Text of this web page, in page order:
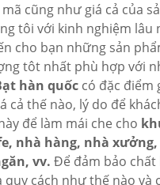
cũng như giá cả của
tôi với kinh nghiệm lâu
cho bạn những sản
tôt nhất phù hợp với
hàn quốc có đặc điểm
cả thế nào, lý do để
để làm mái che cho
nhà hàng, nhà
vv. Để đảm bảo
quy cách như thế nào và